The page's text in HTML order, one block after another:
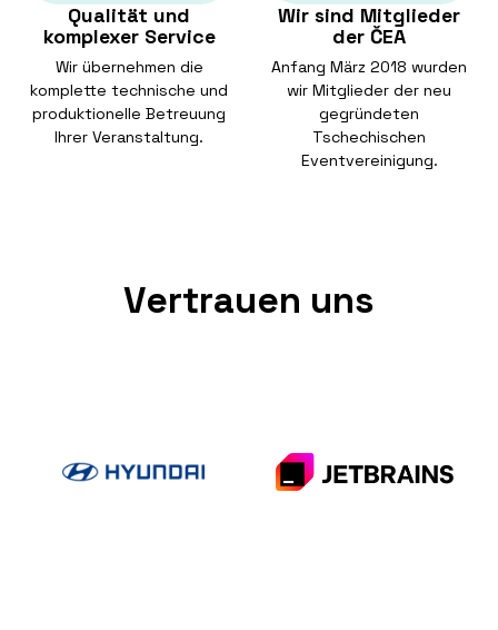
Qualität und
komplexer Service
Wir übernehmen die
komplette technische und
produktionelle Betreuung
Ihrer Veranstaltung.
Wir sind Mitglieder
der ČEA
Anfang März 2018 wurden
wir Mitglieder der neu
gegründeten
Tschechischen
Eventvereinigung.
Vertrauen uns